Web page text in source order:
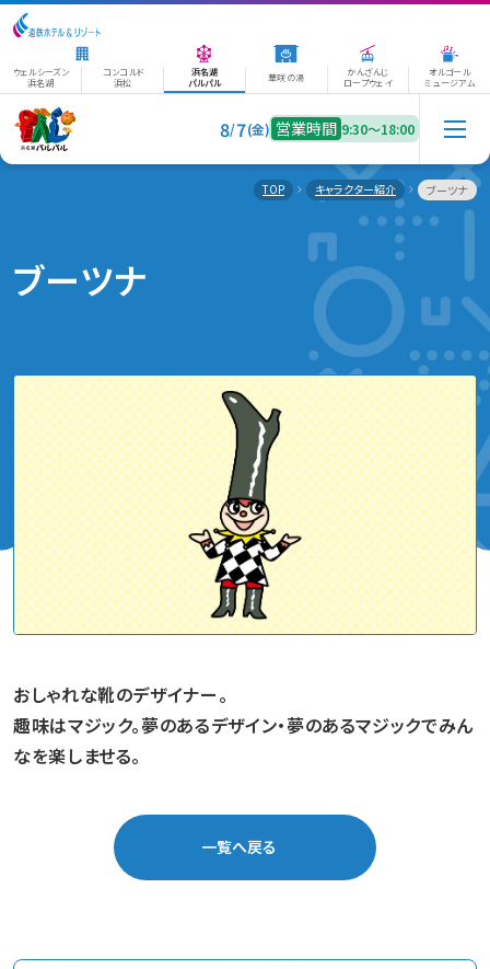
ウェルシーズン
浜名湖
コンコルド
浜松
浜名湖
パルパル
華咲の湯
かんざんじ
ロープウェイ
オルゴール
ミュージアム
8/7(金) 営業時間 9:30〜18:00
TOP キャラクター紹介 ブーツナ
ブーツナ
おしゃれな靴のデザイナー。
趣味はマジック。夢のあるデザイン・夢のあるマジックでみん
なを楽しませる。
一覧へ戻る